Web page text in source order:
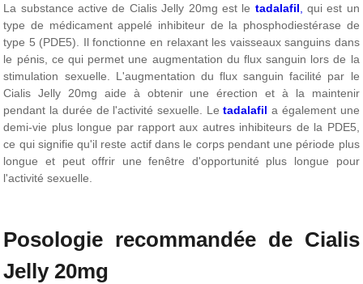
La substance active de Cialis Jelly 20mg est le tadalafil
qui est un
type de médicament appelé inhibiteur de la phosphodiestérase de
type 5 (PDE5). Il fonctionne en relaxant les vaisseaux sanguins dans
le pénis, ce qui permet une augmentation du flux sanguin lors de la
stimulation sexuelle. L'augmentation du flux sanguin facilité par le
Cialis Jelly 20mg aide à obtenir une érection et à la maintenir
pendant la durée de l'activité sexuelle. Letadalafil a également une
demi-vie plus longue par rapport aux autres inhibiteurs de la PDE5,
ce qui signifie qu'il reste actif dans le corps pendant une période plus
longue et peut offrir une fenêtre d'opportunité plus longue pour
l'activité sexuelle.
Posologie recommandée de Cialis
Jelly 20mg